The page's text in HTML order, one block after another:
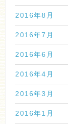
2016年8月
2016年7月
2016年6月
2016年4月
2016年3月
2016年1月